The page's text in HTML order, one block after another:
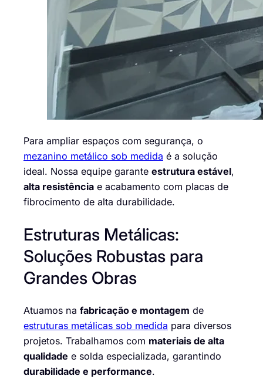
Para ampliar espaços com segurança, o
mezanino metálico sob medida é a solução
ideal. Nossa equipe garante estrutura estável,
alta resistência e acabamento com placas de
fibrocimento de alta durabilidade.
Estruturas Metálicas:
Soluções Robustas para
Grandes Obras
Atuamos na fabricação e montagem de
estruturas metálicas sob medida para diversos
projetos. Trabalhamos com materiais de alta
qualidade e solda especializada, garantindo
durabilidade e performance.